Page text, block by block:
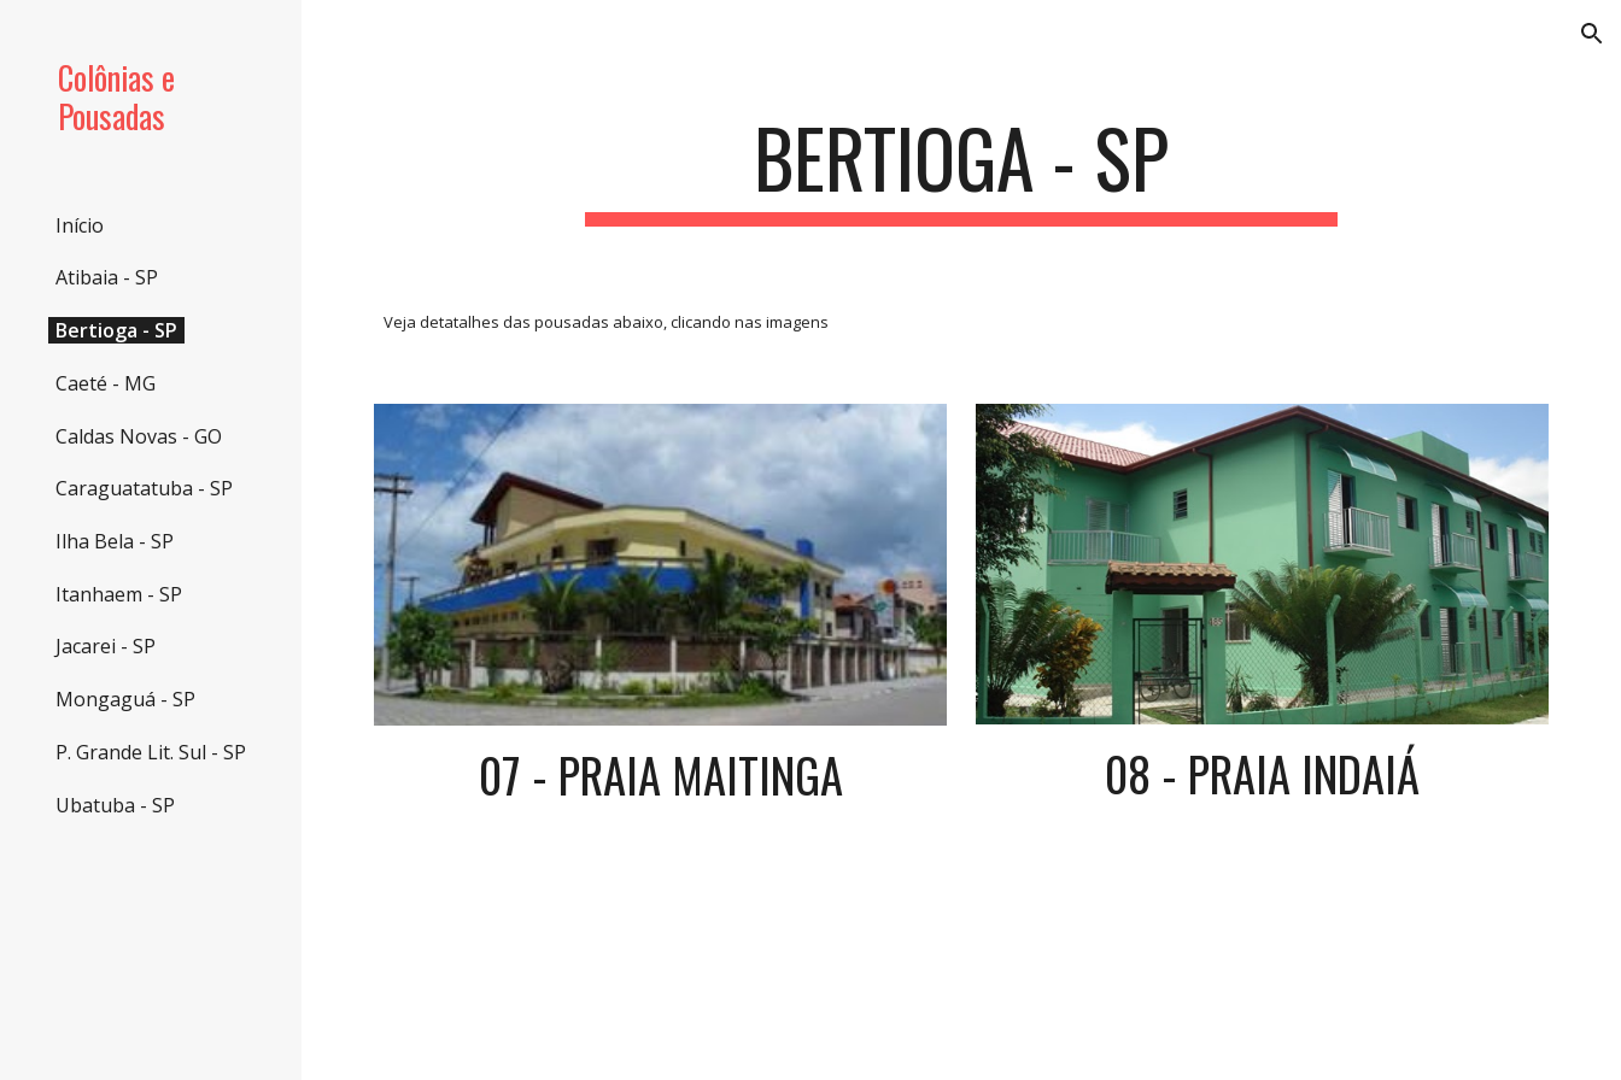
Colônias e
Pousadas
Início
Atibaia - SP
Bertioga - SP
Caeté - MG
Caldas Novas - GO
Caraguatatuba - SP
Ilha Bela - SP
Itanhaem - SP
Jacarei - SP
Mongaguá - SP
P. Grande Lit. Sul - SP
Ubatuba - SP
BERTIOGA - SP
Veja detatalhes das pousadas abaixo, clicando nas imagens
07 - PRAIA MAITINGA 08 - PRAIA INDAIÁ